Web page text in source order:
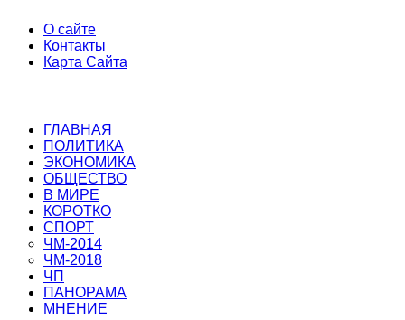
О сайте
Контакты
Карта Сайта
ГЛАВНАЯ
ПОЛИТИКА
ЭКОНОМИКА
ОБЩЕСТВО
В МИРЕ
КОРОТКО
СПОРТ
ЧМ-2014
ЧМ-2018
ЧП
ПАНОРАМА
МНЕНИЕ